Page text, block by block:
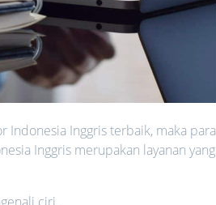
Indonesia Inggris terbaik, maka para
Inggris merupakan layanan yang
ciri.